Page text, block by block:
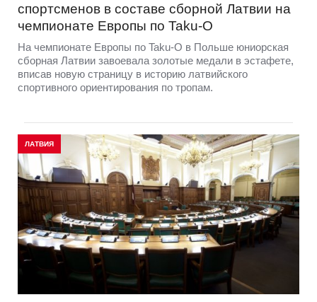
спортсменов в составе сборной Латвии на
чемпионате Европы по Taku-O
На чемпионате Европы по Taku-O в Польше юниорская
сборная Латвии завоевала золотые медали в эстафете,
вписав новую страницу в историю латвийского
спортивного ориентирования по тропам.
ЛАТВИЯ